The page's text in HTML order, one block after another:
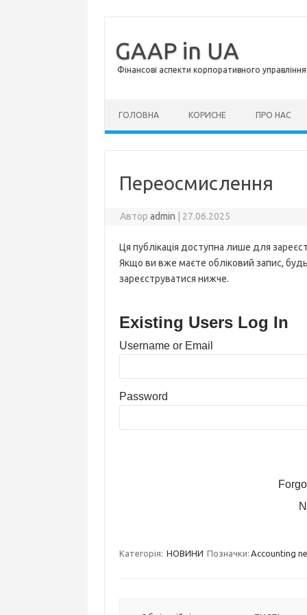
GAAP in UA
Фінансові аспекти корпоративного
ГОЛОВНА КОРИСНЕ ПРО НАС
Переосмислення
Авторadmin 27.06.2025
Ця публікація доступна лише для
Якщо ви вже маєте обліковий запис,
зареєструватися нижче.
Existing Users Log In
Username or Email
Password
Категорія: НОВИНИ Позначки: Accounting